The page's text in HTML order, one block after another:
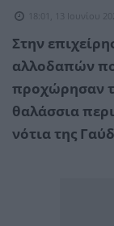
18:01, 13 Ιουνίου
Στην
αλλοδαπών
προχώρησαν
θαλάσσια
νότια της